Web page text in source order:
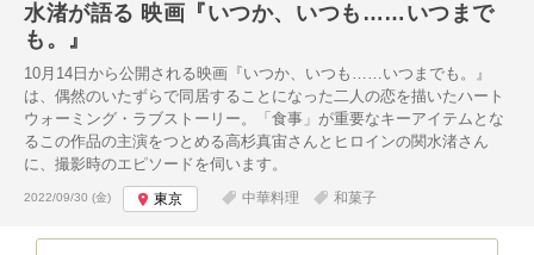
水渚が語る 映画『いつか、いつも……いつまで
も。』
10月14日から公開される映画『いつか、いつも……いつまでも。』
は、偶然のいたずらで同居することになった二人の恋を描いたハート
ウォーミング・ラブストーリー。「食事」が重要なキーアイテムとな
るこの作品の主演をつとめる高杉真宙さんとヒロインの関水渚さん
に、撮影時のエピソードを伺います。
投稿日:
2022/09/30 (金) 東京 中華料理 和菓子